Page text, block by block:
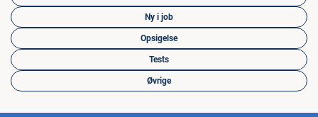
Ny i job
Opsigelse
Tests
Øvrige